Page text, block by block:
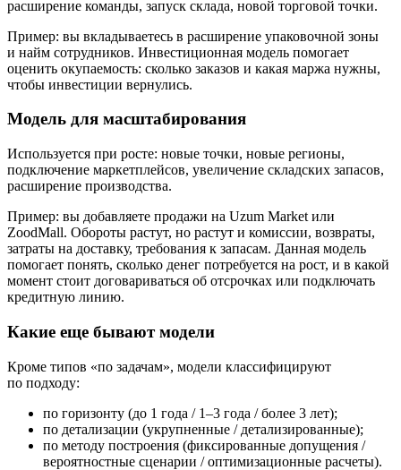
расширение команды, запуск склада, новой торговой точки.
Пример: вы вкладываетесь в расширение упаковочной зоны
и найм сотрудников. Инвестиционная модель помогает
оценить окупаемость: сколько заказов и какая маржа нужны,
чтобы инвестиции вернулись.
Модель для масштабирования
Используется при росте: новые точки, новые регионы,
подключение маркетплейсов, увеличение складских запасов,
расширение производства.
Пример: вы добавляете продажи на Uzum Market или
ZoodMall. Обороты растут, но растут и комиссии, возвраты,
затраты на доставку, требования к запасам. Данная модель
помогает понять, сколько денег потребуется на рост, и в какой
момент стоит договариваться об отсрочках или подключать
кредитную линию.
Какие еще бывают модели
Кроме типов «по задачам», модели классифицируют
по подходу:
по горизонту (до 1 года / 1–3 года / более 3 лет);
по детализации (укрупненные / детализированные);
по методу построения (фиксированные допущения /
вероятностные сценарии / оптимизационные расчеты).